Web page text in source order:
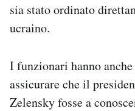
sia stato ordinato
ucraino.
I funzionari hanno
assicurare che il
Zelensky fosse a